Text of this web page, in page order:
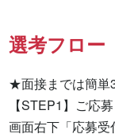
選考フロー
★面接までは簡
【STEP1】ご応
画面右下「応募受